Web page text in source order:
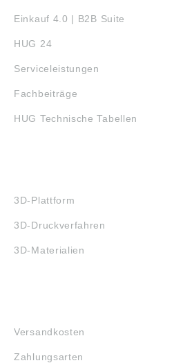
Einkauf 4.0 | B2B Suite
HUG 24
Serviceleistungen
Fachbeiträge
HUG Technische Tabellen
3D-Plattform
3D-Druckverfahren
3D-Materialien
Versandkosten
Zahlungsarten